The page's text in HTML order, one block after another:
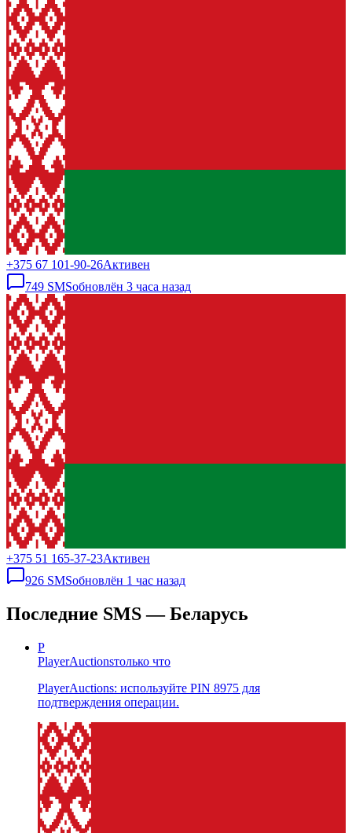
+375 67 101-90-26Активен
749 SMSобновлён 3 часа назад
+375 51 165-37-23Активен
926 SMSобновлён 1 час назад
Последние SMS — Беларусь
P
PlayerAuctionsтолько что
PlayerAuctions: используйте PIN 8975 для
подтверждения операции.